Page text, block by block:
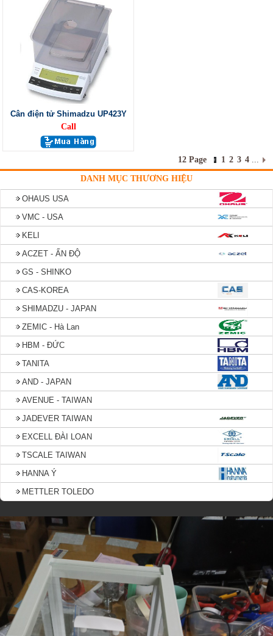
Cân điện tử Shimadzu UP423Y
Call
12 Page 1 2 3 4 ...
DANH MỤC THƯƠNG HIỆU
OHAUS USA
VMC - USA
KELI
ACZET - ẤN ĐỘ
GS - SHINKO
CAS-KOREA
SHIMADZU - JAPAN
ZEMIC - Hà Lan
HBM - ĐỨC
TANITA
AND - JAPAN
AVENUE - TAIWAN
JADEVER TAIWAN
EXCELL ĐÀI LOAN
TSCALE TAIWAN
HANNA Ý
METTLER TOLEDO